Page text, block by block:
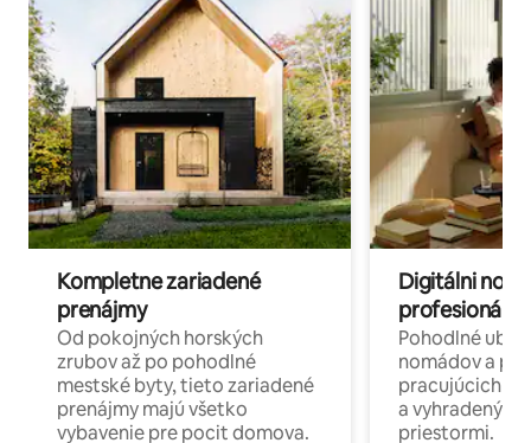
Kompletne zariadené
prenájmy
Od pokojných horských
zrubov až po pohodlné
mestské byty, tieto zariadené
prenájmy majú všetko
vybavenie pre pocit domova.
Digitálni
profesionáli
Pohodlné
nomádov a
pracujúcich
a
priestormi.